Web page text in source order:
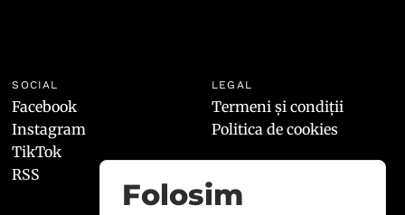
SOCIAL
Facebook
Instagram
TikTok
RSS
LEGAL
Termeni și condiții
Politica de cookies
Folosim